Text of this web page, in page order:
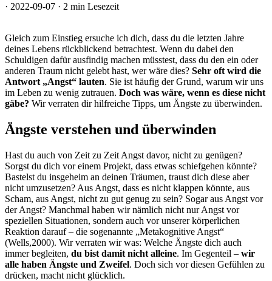
· 2022-09-07 · 2 min Lesezeit
Gleich zum Einstieg ersuche ich dich, dass du die letzten Jahre
deines Lebens rückblickend betrachtest. Wenn du dabei den
Schuldigen dafür ausfindig machen müsstest, dass du den ein oder
anderen Traum nicht gelebt hast, wer wäre dies? Sehr oft wird die
Antwort „Angst“ lauten. Sie ist häufig der Grund, warum wir uns
im Leben zu wenig zutrauen. Doch was wäre, wenn es diese nicht
gäbe? Wir verraten dir hilfreiche Tipps, um Ängste zu überwinden.
Ängste verstehen und überwinden
Hast du auch von Zeit zu Zeit Angst davor, nicht zu genügen?
Sorgst du dich vor einem Projekt, dass etwas schiefgehen könnte?
Bastelst du insgeheim an deinen Träumen, traust dich diese aber
nicht umzusetzen? Aus Angst, dass es nicht klappen könnte, aus
Scham, aus Angst, nicht zu gut genug zu sein? Sogar aus Angst vor
der Angst? Manchmal haben wir nämlich nicht nur Angst vor
speziellen Situationen, sondern auch vor unserer körperlichen
Reaktion darauf – die sogenannte „Metakognitive Angst“
(Wells,2000). Wir verraten wir was: Welche Ängste dich auch
immer begleiten, du bist damit nicht alleine. Im Gegenteil – wir
alle haben Ängste und Zweifel. Doch sich vor diesen Gefühlen zu
drücken, macht nicht glücklich.